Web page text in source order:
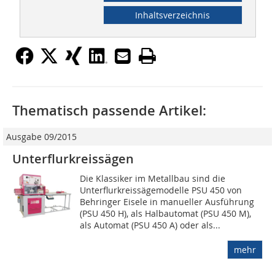
Inhaltsverzeichnis
Thematisch passende Artikel:
Ausgabe 09/2015
Unterflurkreissägen
Die Klassiker im Metallbau sind die
Unterflurkreissägemodelle PSU 450 von
Behringer Eisele in manueller Ausführung
(PSU 450 H), als Halbautomat (PSU 450 M),
als Automat (PSU 450 A) oder als...
mehr